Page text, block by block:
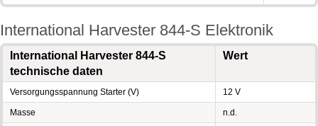
International Harvester 844-S Elektronik
International Harvester 844-S
technische daten
Wert
Versorgungsspannung Starter (V) 12 V
Masse n.d.